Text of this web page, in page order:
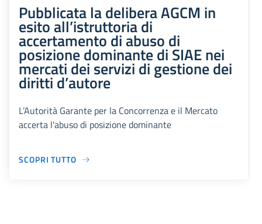
Pubblicata la delibera AGCM in
esito all’istruttoria di
accertamento di abuso di
posizione dominante di SIAE nei
mercati dei servizi di gestione dei
diritti d’autore
L’Autorità Garante per la Concorrenza e il Mercato
accerta l'abuso di posizione dominante
SCOPRI TUTTO